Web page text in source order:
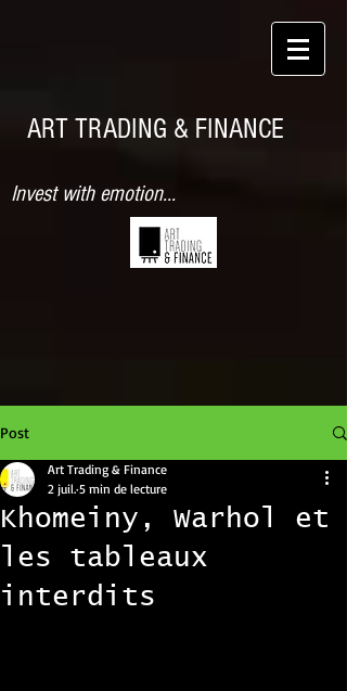
ART TRADING & FINANCE
Invest with emotion...
Post
Khomeiny, Warhol et
les tableaux
interdits
Art Trading & Finance
2 juil. 5 min de lecture